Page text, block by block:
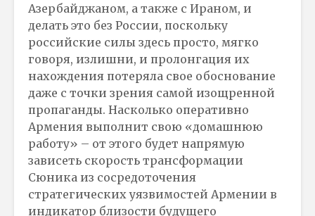
Азербайджаном, а также с Ираном, и
делать это без России, поскольку
российские силы здесь просто, мягко
говоря, излишни, и пролонгация их
нахождения потеряла свое обоснование
даже с точки зрения самой изощренной
пропаганды. Насколько оперативно
Армения выполнит свою «домашнюю
работу» – от этого будет напрямую
зависеть скорость трансформации
Сюника из сосредоточения
стратегических уязвимостей Армении в
индикатор близости будущего